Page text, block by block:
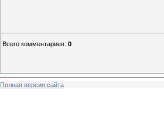
Всего комментариев: 0
Полная версия сайта